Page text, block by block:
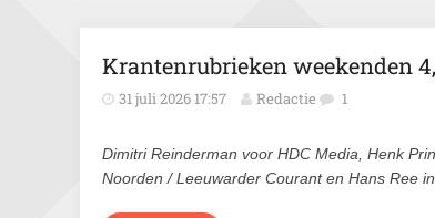
Krantenrubrieken weekenden 4,
31 juli 2026 17:57 Redactie 1
Dimitri Reinderman voor HDC Media, Henk
Noorden / Leeuwarder Courant en Hans Ree